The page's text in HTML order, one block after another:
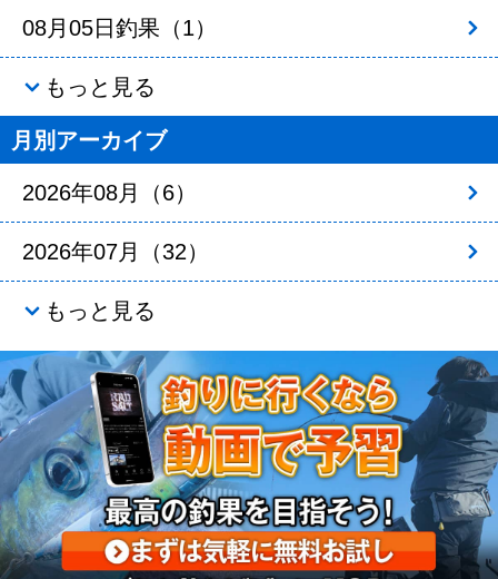
08月05日釣果（1）
もっと見る
月別アーカイブ
2026年08月（6）
2026年07月（32）
もっと見る